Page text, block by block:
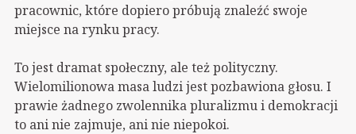
pracownic, które dopiero próbują znaleźć swoje
miejsce na rynku pracy.
To jest dramat społeczny, ale też polityczny.
Wielomilionowa masa ludzi jest pozbawiona głosu. I
prawie żadnego zwolennika pluralizmu i demokracji
to ani nie zajmuje, ani nie niepokoi.